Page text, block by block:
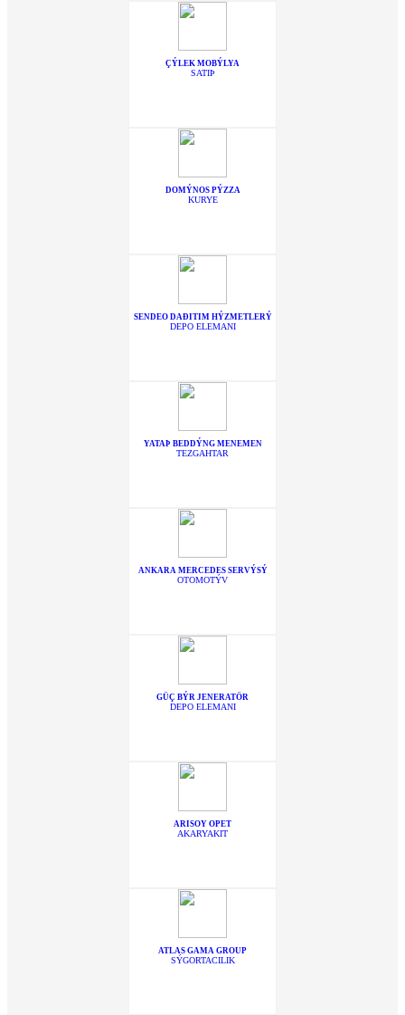
ÇÝLEK MOBÝLYA
SATIÞ
DOMÝNOS PÝZZA
KURYE
SENDEO DAÐITIM HÝZMETLERÝ
DEPO ELEMANI
YATAÞ BEDDÝNG MENEMEN
TEZGAHTAR
ANKARA MERCEDES SERVÝSÝ
OTOMOTÝV
GÜÇ BÝR JENERATÖR
DEPO ELEMANI
ARISOY OPET
AKARYAKIT
ATLAS GAMA GROUP
SÝGORTACILIK